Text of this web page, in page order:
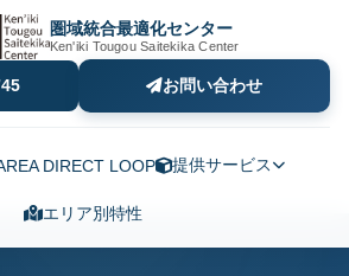
圏域統合最適化センター
Ken'iki Tougou Saitekika Center
お問い合わせ
DIRECT LOOP 提供サービス
エリア別特性